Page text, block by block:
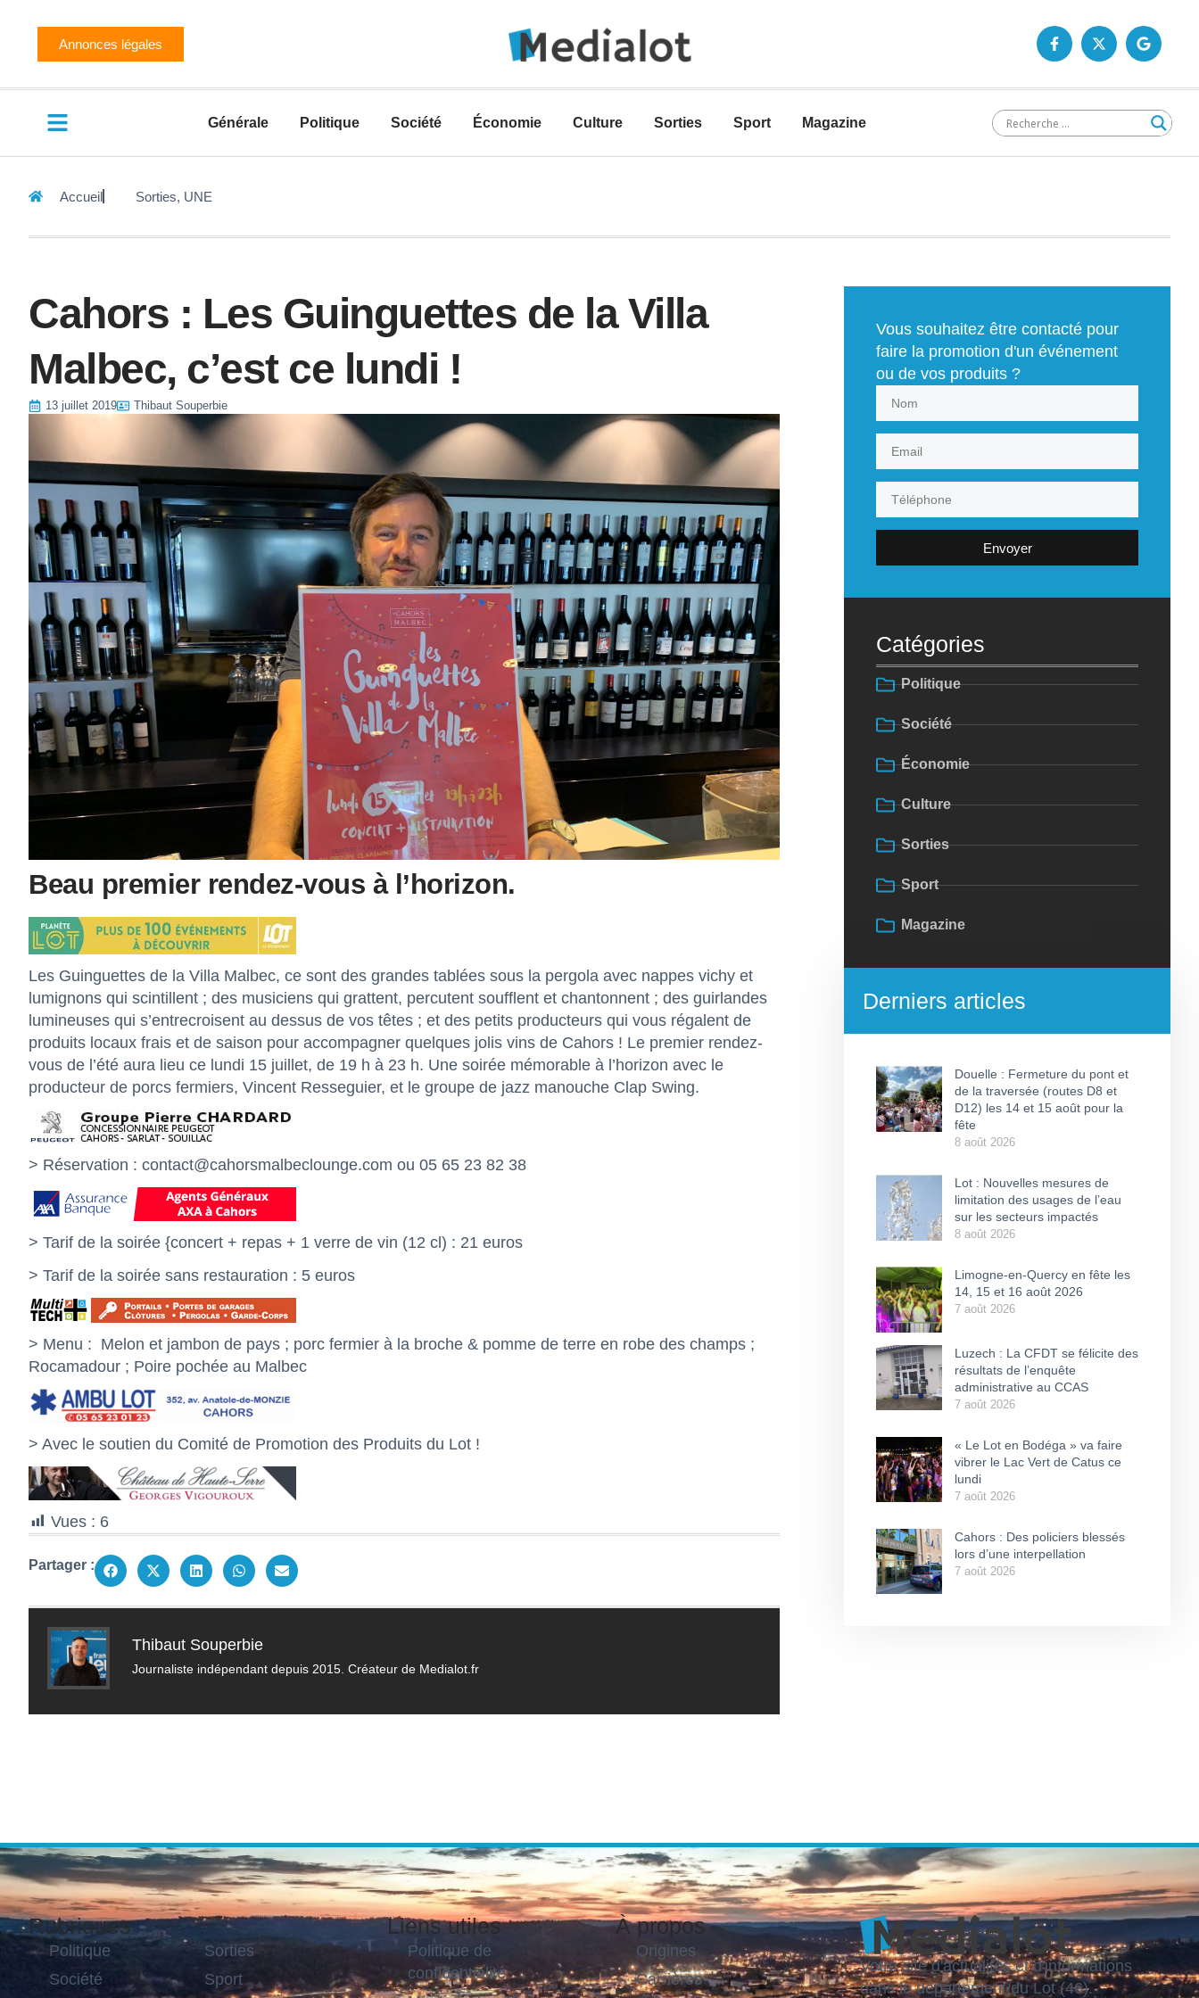
Annonces légales
Générale Politique Société Économie Culture Sorties Sport Magazine
Accueil Sorties, UNE
Cahors : Les Guinguettes de la Villa
Malbec, c’est ce lundi !
13 juillet 2019 Thibaut Souperbie
Beau premier rendez-vous à l’horizon.
Les Guinguettes de la Villa Malbec, ce sont des grandes tablées sous la pergola avec nappes vichy et
lumignons qui scintillent ; des musiciens qui grattent, percutent soufflent et chantonnent ; des guirlandes
lumineuses qui s’entrecroisent au dessus de vos têtes ; et des petits producteurs qui vous régalent de
produits locaux frais et de saison pour accompagner quelques jolis vins de Cahors ! Le premier rendez-
vous de l’été aura lieu ce lundi 15 juillet, de 19 h à 23 h. Une soirée mémorable à l’horizon avec le
producteur de porcs fermiers, Vincent Resseguier, et le groupe de jazz manouche Clap Swing.
> Réservation : contact@cahorsmalbeclounge.com ou 05 65 23 82 38
> Tarif de la soirée {concert + repas + 1 verre de vin (12 cl) : 21 euros
> Tarif de la soirée sans restauration : 5 euros
> Menu : Melon et jambon de pays ; porc fermier à la broche & pomme de terre en robe des champs ;
Rocamadour ; Poire pochée au Malbec
> Avec le soutien du Comité de Promotion des Produits du Lot !
Vues : 6
Partager :
Thibaut Souperbie
Journaliste indépendant depuis 2015. Créateur de Medialot.fr
Vous souhaitez être contacté pour
faire la promotion d'un événement
ou de vos produits ?
Envoyer
Catégories
Politique
Société
Économie
Culture
Sorties
Sport
Magazine
Derniers articles
Douelle : Fermeture du pont et
de la traversée (routes D8 et
D12) les 14 et 15 août pour la
fête
8 août 2026
Lot : Nouvelles mesures de
limitation des usages de l’eau
sur les secteurs impactés
8 août 2026
Limogne-en-Quercy en fête les
14, 15 et 16 août 2026
7 août 2026
Luzech : La CFDT se félicite des
résultats de l’enquête
administrative au CCAS
7 août 2026
« Le Lot en Bodéga » va faire
vibrer le Lac Vert de Catus ce
lundi
7 août 2026
Cahors : Des policiers blessés
lors d’une interpellation
7 août 2026
Rubriques
Politique
Société
Sorties
Sport
Liens utiles
Politique de
confidentialité
À propos
Origines
Carrières
Votre site d'actualités et d'informations
dans le département du Lot (46).